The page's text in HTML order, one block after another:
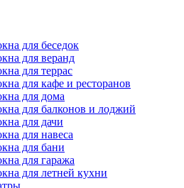
для беседок
для веранд
для террас
для кафе и ресторанов
для дома
для балконов и лоджий
для дачи
для навеса
для бани
для гаража
для летней кухни